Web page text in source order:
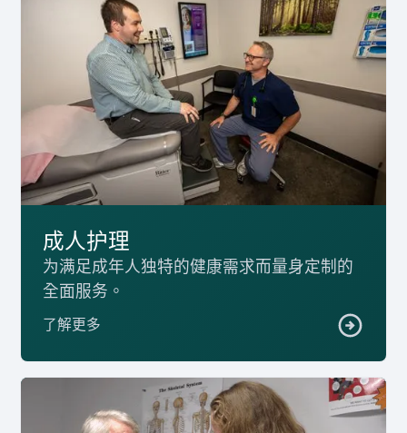
成人护理
为满足成年人独特的健康需求而量身定制的
全面服务。
了解更多